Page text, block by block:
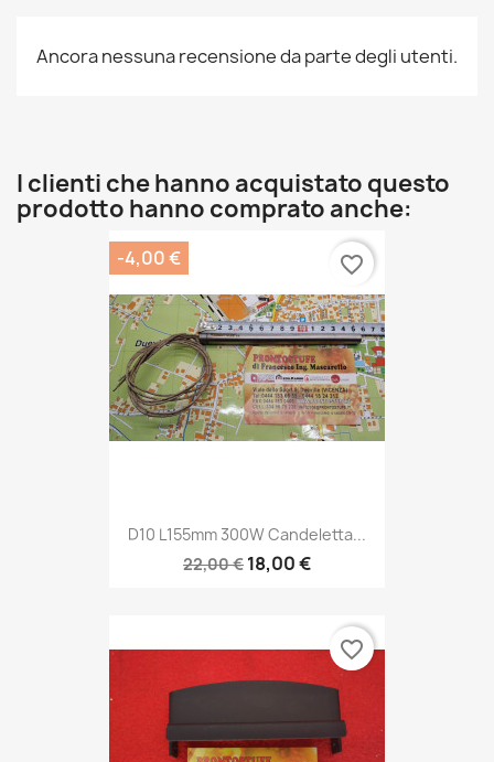
Ancora nessuna recensione da parte degli utenti.
I clienti che hanno acquistato questo
prodotto hanno comprato anche:
D10 L155mm 300W Candeletta...
22,00 € 18,00 €
-4,00 € favorite_border
favorite_border